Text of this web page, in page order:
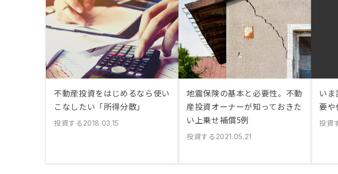
不動産投資をはじめるなら使い
こなしたい「所得分散」
投資する 2018.03.15
地震保険の基本と必要性。不動
産投資オーナーが知っておきた
い上乗せ補償5例
投資する 2021.05.21
い
要
投資